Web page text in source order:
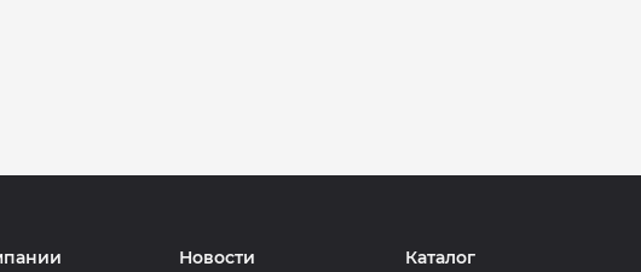
Новости
Каталог